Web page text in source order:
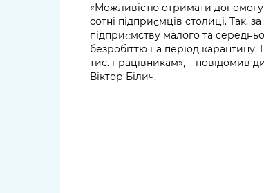
«Можливістю отримати
сотні підприємців столиці. Так,
підприємству малого та
безробіттю на період
тис. працівникам», – повідомив
Віктор Білич.